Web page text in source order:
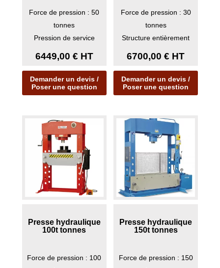
Force de pression : 50
tonnes
Pression de service
6449,00 € HT
Demander un devis /
Poser une question
Force de pression : 30
tonnes
Structure entièrement
Cylindre ...
6700,00€ HT
Demander un devis /
Poser une question
Presse hydraulique
100t tonnes
Force de pression : 100
Presse hydraulique
150t tonnes
Force de pression : 150